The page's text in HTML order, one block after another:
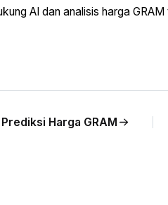
AI dan analisis harga GRAM
Prediksi Harga GRAM